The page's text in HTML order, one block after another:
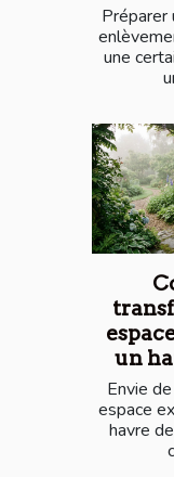
Préparer
une
un
Envie
espace
havre